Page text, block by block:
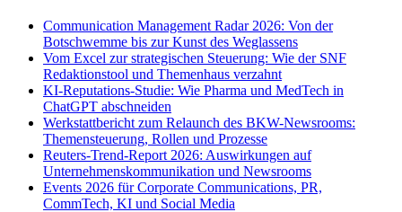
Communication Management Radar 2026: Von der
Botschwemme bis zur Kunst des Weglassens
Vom Excel zur strategischen Steuerung: Wie der SNF
Redaktionstool und Themenhaus verzahnt
KI-Reputations-Studie: Wie Pharma und MedTech in
ChatGPT abschneiden
Werkstattbericht zum Relaunch des BKW-Newsrooms:
Themensteuerung, Rollen und Prozesse
Reuters-Trend-Report 2026: Auswirkungen auf
Unternehmenskommunikation und Newsrooms
Events 2026 für Corporate Communications, PR,
CommTech, KI und Social Media